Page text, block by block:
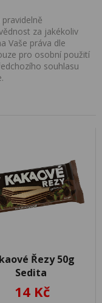
za jakékoliv
Vaše práva dle
pro osobní použití
souhlasu
Řezy 50g
Sedita
14 Kč